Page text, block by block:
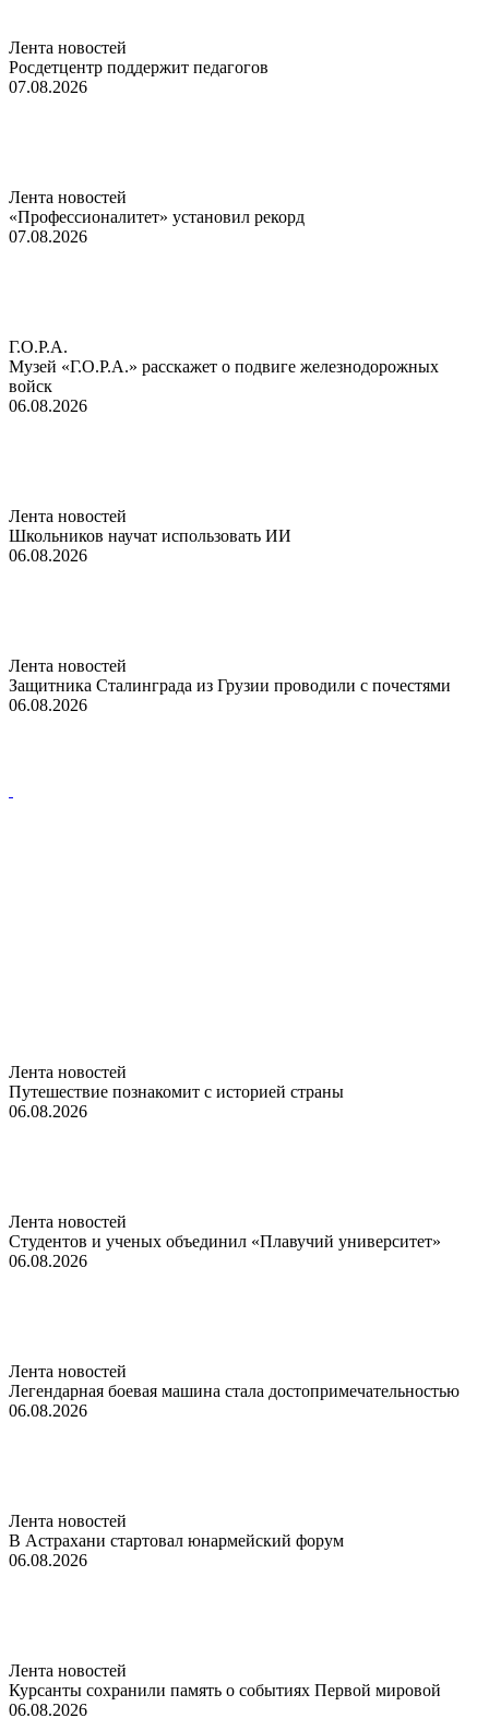
Лента новостей
Росдетцентр поддержит педагогов
07.08.2026
Лента новостей
«Профессионалитет» установил рекорд
07.08.2026
Г.О.Р.А.
Музей «Г.О.Р.А.» расскажет о подвиге железнодорожных
войск
06.08.2026
Лента новостей
Школьников научат использовать ИИ
06.08.2026
Лента новостей
Защитника Сталинграда из Грузии проводили с почестями
06.08.2026
Лента новостей
Путешествие познакомит с историей страны
06.08.2026
Лента новостей
Студентов и ученых объединил «Плавучий университет»
06.08.2026
Лента новостей
Легендарная боевая машина стала достопримечательностью
06.08.2026
Лента новостей
В Астрахани стартовал юнармейский форум
06.08.2026
Лента новостей
Курсанты сохранили память о событиях Первой мировой
06.08.2026